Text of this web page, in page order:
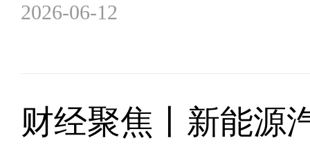
2026-06-12
财经聚焦丨新能源